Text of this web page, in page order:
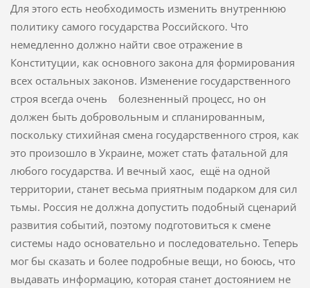
Для этого есть необходимость изменить внутреннюю
политику самого государства Российского. Что
немедленно должно найти свое отражение в
Конституции, как основного закона для формирования
всех остальных законов. Изменение государственного
строя всегда очень болезненный процесс, но он
должен быть добровольным и спланированным,
поскольку стихийная смена государственного строя, как
это произошло в Украине, может стать фатальной для
любого государства. И вечный хаос, ещё на одной
территории, станет весьма приятным подарком для сил
тьмы. Россия не должна допустить подобный сценарий
развития событий, поэтому подготовиться к смене
системы надо основательно и последовательно. Теперь
мог бы сказать и более подробные вещи, но боюсь, что
выдавать информацию, которая станет достоянием не